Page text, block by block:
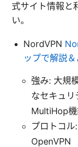
式サイト情報と
い。
NordVPN
ップで解説
強み: 大規
なセキュリ
MultiHop
プロトコ
OpenVPN